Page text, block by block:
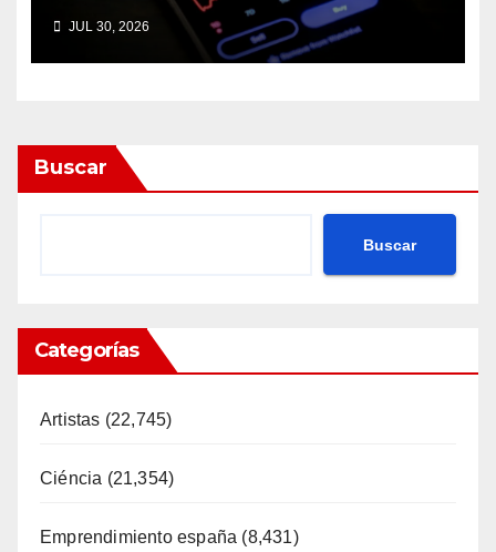
incertidumbre del mercado
de la IA
JUL 30, 2026
Buscar
Buscar
Categorías
Artistas (22,745)
Ciéncia (21,354)
Emprendimiento españa (8,431)